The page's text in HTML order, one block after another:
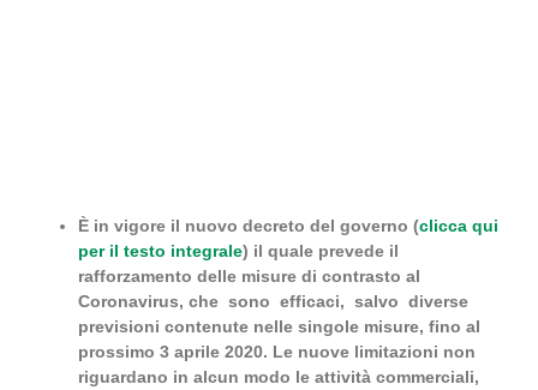
È in vigore il nuovo decreto del governo (clicca qui
per il testo integrale) il quale prevede il
rafforzamento delle misure di contrasto al
Coronavirus, che sono efficaci, salvo diverse
previsioni contenute nelle singole misure, fino al
prossimo 3 aprile 2020. Le nuove limitazioni non
riguardano in alcun modo le attività commerciali,